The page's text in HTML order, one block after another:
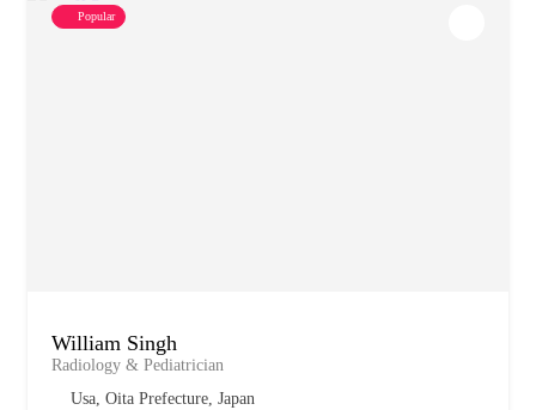
Popular
William Singh
Radiology & Pediatrician
Usa, Oita Prefecture, Japan